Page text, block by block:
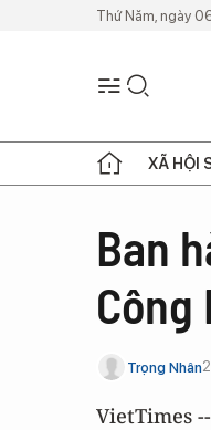
Thứ Năm, ngày
XÃ HỘI
Ban
Công
Trọng Nhân
VietTimes